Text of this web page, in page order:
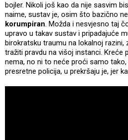
bojler. Nikoli još kao da nije sasvim
naime, sustav je, osim što bazično
korumpiran. Možda i nesvjesno taj
upravo u takav sustav i pripadajuće
birokratsku traumu na lokalnoj
tražiti pravdu na višoj instanci. Kreće
nema, no ni to neće proći samo
presretne policija, u prekršaju je, jer